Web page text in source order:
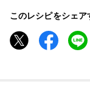
このレシピをシェア